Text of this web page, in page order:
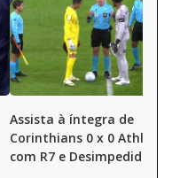
Assista à íntegra de
Corinthians 0 x 0
com R7 e Desimpedidos